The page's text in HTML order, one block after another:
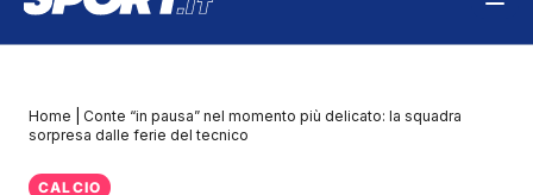
Home
Conte “in pausa” nel momento più delicato: la squadra
sorpresa dalle ferie del tecnico
CALCIO